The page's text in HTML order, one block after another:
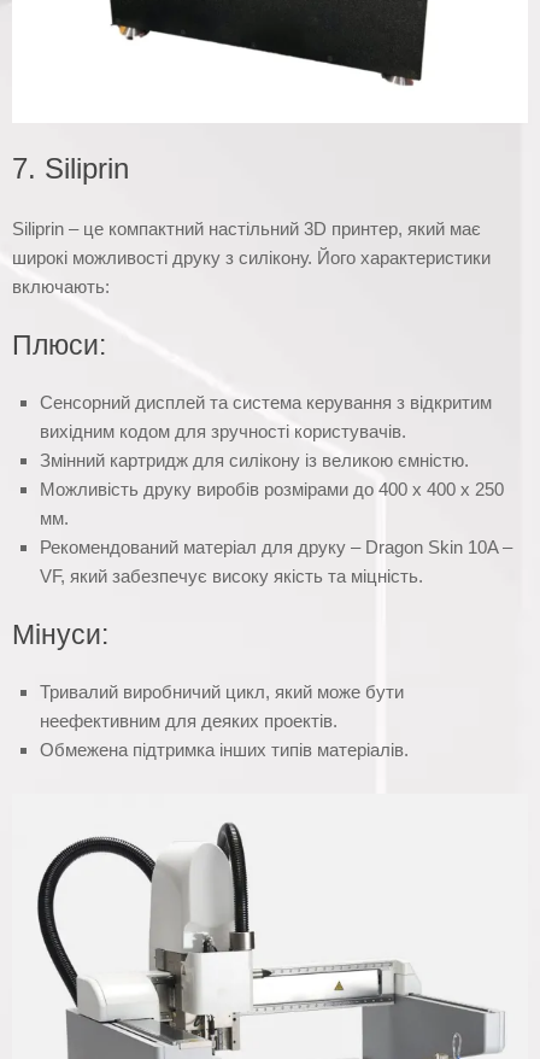
7. Siliprin
Siliprin – це компактний настільний 3D принтер, який має
широкі можливості друку з силікону. Його характеристики
включають:
Плюси:
Сенсорний дисплей та система керування з відкритим
вихідним кодом для зручності користувачів.
Змінний картридж для силікону із великою ємністю.
Можливість друку виробів розмірами до 400 х 400 х 250
мм.
Рекомендований матеріал для друку – Dragon Skin 10A –
VF, який забезпечує високу якість та міцність.
Мінуси:
Тривалий виробничий цикл, який може бути
неефективним для деяких проектів.
Обмежена підтримка інших типів матеріалів.